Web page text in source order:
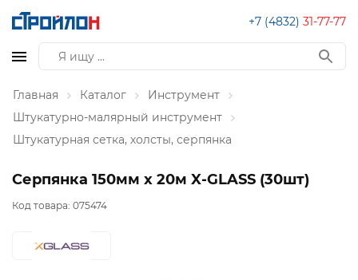
+7 (4832) 31-77-77
Главная Каталог
Инструмент
Штукатурно-малярный инструмент
Штукатурная сетка, холсты, серпянка
Серпянка 150мм х 20м X-GLASS (30шт)
Код товара: 075474